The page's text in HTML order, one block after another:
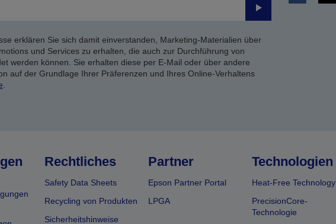
Senden
erklären Sie sich damit einverstanden, Marketing-Materialien über
und Services zu erhalten, die auch zur Durchführung von
werden können. Sie erhalten diese per E-Mail oder über andere
auf der Grundlage Ihrer Präferenzen und Ihres Online-Verhaltens
.
Rechtliches
Safety Data Sheets
Recycling von Produkten
Sicherheitshinweise
Partner
Epson Partner Portal
LPGA
Technologien
Heat-Free Technology
PrecisionCore-
Technologie